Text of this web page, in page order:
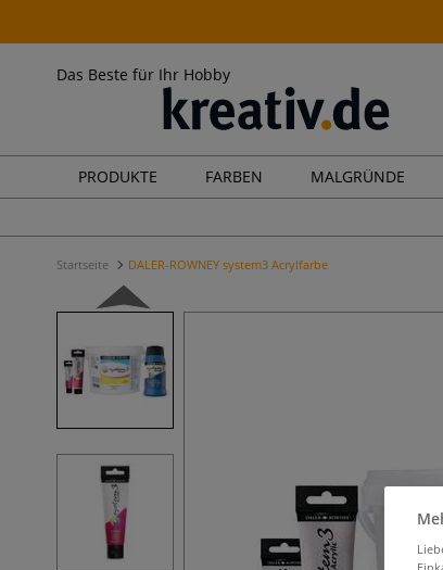
Das Beste für Ihr Hobby
PRODUKTE FARBEN MALGRÜNDE
Startseite DALER-ROWNEY system3 Acrylfarbe